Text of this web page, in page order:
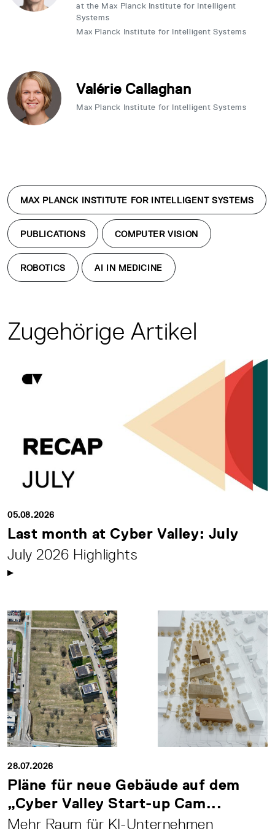
at the Max Planck Institute for Intelligent
Systems
Max Planck Institute for Intelligent Systems
Valérie Callaghan
Max Planck Institute for Intelligent Systems
MAX PLANCK INSTITUTE FOR INTELLIGENT SYSTEMS
PUBLICATIONS COMPUTER VISION
ROBOTICS AI IN MEDICINE
Zugehörige Artikel
05.08.2026
Last month at Cyber Valley: July
July 2026 Highlights
28.07.2026
Pläne für neue Gebäude auf dem
„Cyber Valley Start-up Cam...
Mehr Raum für KI-Unternehmen